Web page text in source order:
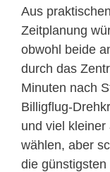
Aus
Zeitplanung
obwohl beide
durch das
Minuten nach
Billigflug-
und viel
wählen, aber
die günstigsten